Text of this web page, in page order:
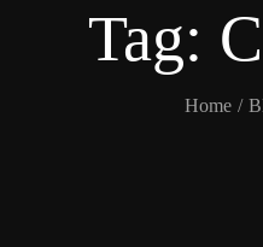
Tag:
Home